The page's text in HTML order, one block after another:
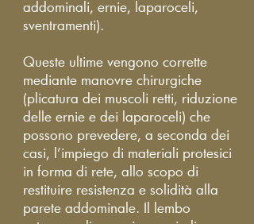
addominali, ernie, laparoceli,
sventramenti).
Queste ultime vengono corrette
mediante manovre chirurgiche
(plicatura dei muscoli retti, riduzione
delle ernie e dei laparoceli) che
possono prevedere, a seconda dei
casi, l’impiego di materiali protesici
in forma di rete, allo scopo di
restituire resistenza e solidità alla
parete addominale. Il lembo